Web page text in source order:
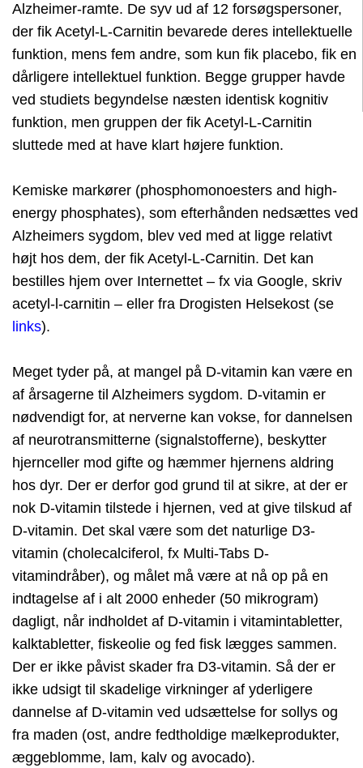
Alzheimer-ramte. De syv ud af 12 forsøgspersoner,
der fik Acetyl-L-Carnitin bevarede deres intellektuelle
funktion, mens fem andre, som kun fik placebo, fik en
dårligere intellektuel funktion. Begge grupper havde
ved studiets begyndelse næsten identisk kognitiv
funktion, men gruppen der fik Acetyl-L-Carnitin
sluttede med at have klart højere funktion.
Kemiske markører (phosphomonoesters and high-
energy phosphates), som efterhånden nedsættes ved
Alzheimers sygdom, blev ved med at ligge relativt
højt hos dem, der fik Acetyl-L-Carnitin. Det kan
bestilles hjem over Internettet – fx via Google, skriv
acetyl-l-carnitin – eller fra Drogisten Helsekost (se
links).
Meget tyder på, at mangel på D-vitamin kan være en
af årsagerne til Alzheimers sygdom. D-vitamin er
nødvendigt for, at nerverne kan vokse, for dannelsen
af neurotransmitterne (signalstofferne), beskytter
hjernceller mod gifte og hæmmer hjernens aldring
hos dyr. Der er derfor god grund til at sikre, at der er
nok D-vitamin tilstede i hjernen, ved at give tilskud af
D-vitamin. Det skal være som det naturlige D3-
vitamin (cholecalciferol, fx Multi-Tabs D-
vitamindråber), og målet må være at nå op på en
indtagelse af i alt 2000 enheder (50 mikrogram)
dagligt, når indholdet af D-vitamin i vitamintabletter,
kalktabletter, fiskeolie og fed fisk lægges sammen.
Der er ikke påvist skader fra D3-vitamin. Så der er
ikke udsigt til skadelige virkninger af yderligere
dannelse af D-vitamin ved udsættelse for sollys og
fra maden (ost, andre fedtholdige mælkeprodukter,
æggeblomme, lam, kalv og avocado).